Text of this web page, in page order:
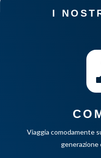
I
Viaggia comodamente